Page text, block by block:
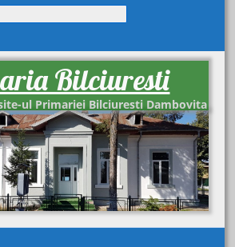
Bilciuresti
ul Primariei Bilciuresti Dambovita